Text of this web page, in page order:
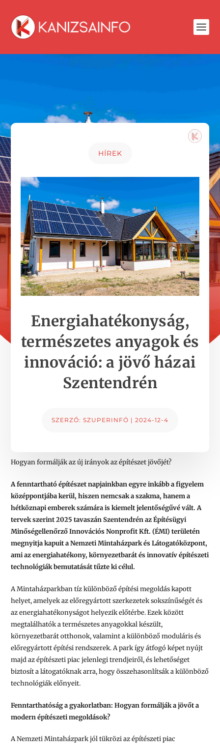
HÍREK
Energiahatékonyság,
természetes anyagok és
innováció: a jövő házai
Szentendrén
SZERZŐ: SZUPERINFÓ | 2024-12-4
Hogyan formálják az új irányok az építészet jövőjét?
A fenntartható építészet napjainkban egyre inkább a figyelem
középpontjába kerül, hiszen nemcsak a szakma, hanem a
hétköznapi emberek számára is kiemelt jelentőségűvé vált. A
tervek szerint 2025 tavaszán Szentendrén az Építésügyi
Minőségellenőrző Innovációs Nonprofit Kft. (ÉMI) területén
megnyitja kapuit a Nemzeti Mintaházpark és Látogatóközpont,
ami az energiahatékony, környezetbarát és innovatív építészeti
technológiák bemutatását tűzte ki célul.
A Mintaházparkban tíz különböző építési megoldás kapott
helyet, amelyek az előregyártott szerkezetek sokszínűségét és
az energiahatékonyságot helyezik előtérbe. Ezek között
megtalálhatók a természetes anyagokkal készült,
környezetbarát otthonok, valamint a különböző moduláris és
előregyártott építési rendszerek. A park így átfogó képet nyújt
majd az építészeti piac jelenlegi trendjeiről, és lehetőséget
biztosít a látogatóknak arra, hogy összehasonlítsák a különböző
technológiák előnyeit.
Fenntarthatóság a gyakorlatban: Hogyan formálják a jövőt a
modern építészeti megoldások?
A Nemzeti Mintaházpark jól tükrözi az építészeti piac